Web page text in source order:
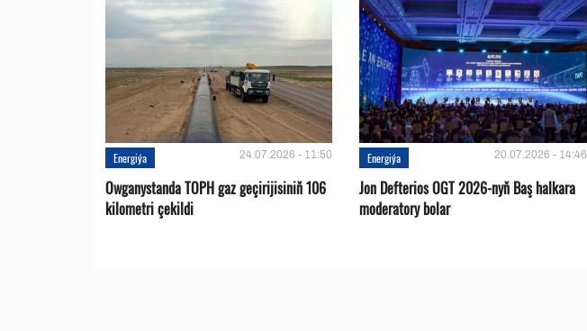
Energiýa 24.07.2026 - 11:50
Owganystanda TOPH gaz geçirijisiniň 106
kilometri çekildi
Energiýa 20.07.2026 - 14:46
Jon Defterios OGT 2026-nyň Baş halkara
moderatory bolar